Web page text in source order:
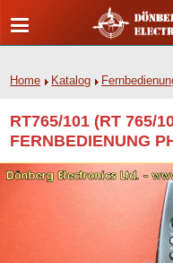
Home Katalog
RT765/101 (RT 765/
FERNBEDIENUNG